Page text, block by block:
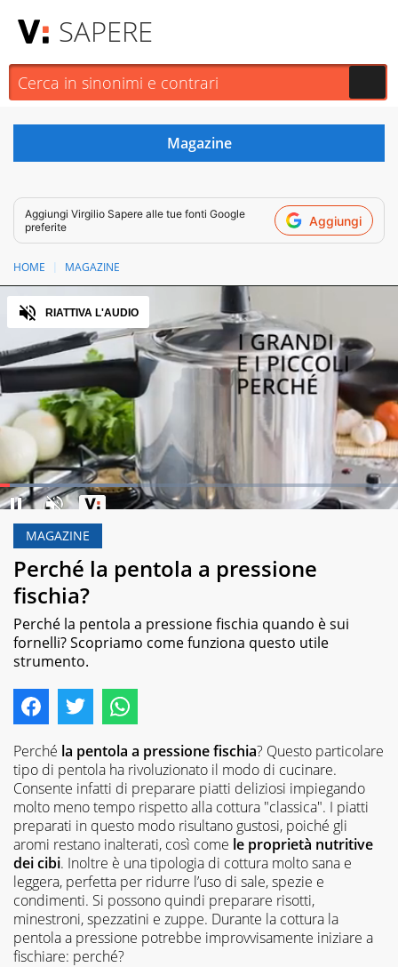
SAPERE
Aggiungi Virgilio Sapere alle tue fonti Google
preferite
Aggiungi
HOME MAGAZINE
Pause Unmute
Loaded :34.62%
Audio
RIATTIVA L'AUDIO
MAGAZINE
Perché la pentola a pressione
fischia?
Perché la pentola a pressione fischia quando è sui
fornelli? Scopriamo come funziona questo utile
strumento.
Perché la pentola a pressione fischia? Questo particolare
tipo di pentola ha rivoluzionato il modo di cucinare.
Consente infatti di preparare piatti deliziosi impiegando
molto meno tempo rispetto alla cottura "classica". I piatti
preparati in questo modo risultano gustosi, poiché gli
aromi restano inalterati, così come le proprietà nutritive
dei cibi. Inoltre è una tipologia di cottura molto sana e
leggera, perfetta per ridurre l’uso di sale, spezie e
condimenti. Si possono quindi preparare risotti,
minestroni, spezzatini e zuppe. Durante la cottura la
pentola a pressione potrebbe improvvisamente iniziare a
fischiare: perché?